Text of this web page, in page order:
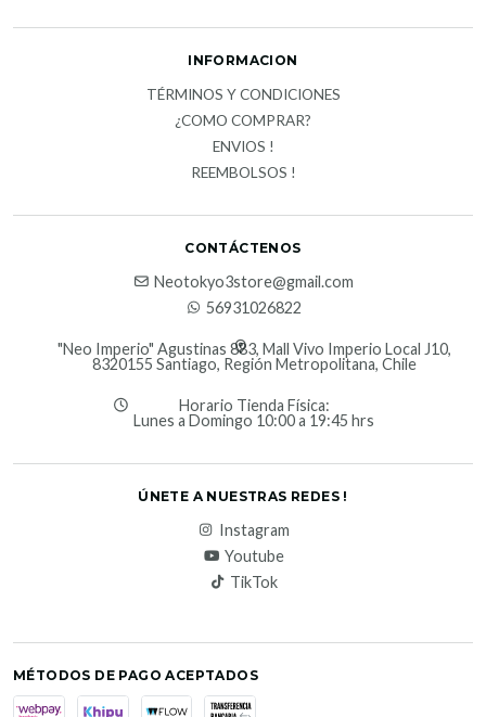
INFORMACION
TÉRMINOS Y CONDICIONES
¿COMO COMPRAR?
ENVIOS !
REEMBOLSOS !
CONTÁCTENOS
Neotokyo3store@gmail.com
56931026822
"Neo Imperio" Agustinas 883, Mall Vivo Imperio Local J10,
8320155 Santiago, Región Metropolitana, Chile
Horario Tienda Física:
Lunes a Domingo 10:00 a 19:45 hrs
ÚNETE A NUESTRAS REDES !
Instagram
Youtube
TikTok
MÉTODOS DE PAGO ACEPTADOS